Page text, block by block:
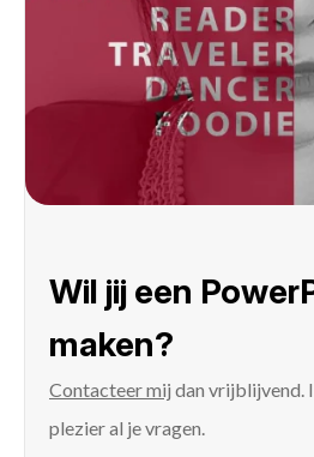
Wil jij een
maken?
Contacteer mij dan vrijblijvend.
plezier al je vragen.